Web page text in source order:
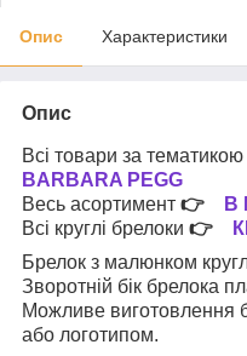
Опис Характеристики
Опис
Всі товари за тематикою
BARBARA PEGG
Весь асортимент 👉
В
Всі круглі брелоки 👉
Брелок з малюнком
Зворотній бік брелока
Можливе виготовлення
або логотипом.